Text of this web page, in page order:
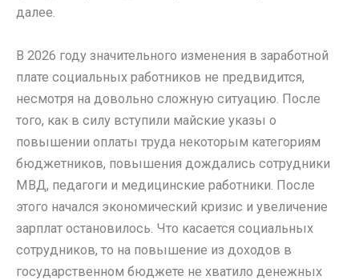
далее.
В 2026 году значительного изменения в заработной
плате социальных работников не предвидится,
несмотря на довольно сложную ситуацию. После
того, как в силу вступили майские указы о
повышении оплаты труда некоторым категориям
бюджетников, повышения дождались сотрудники
МВД, педагоги и медицинские работники. После
этого начался экономический кризис и увеличение
зарплат остановилось. Что касается социальных
сотрудников, то на повышение из доходов в
государственном бюджете не хватило денежных